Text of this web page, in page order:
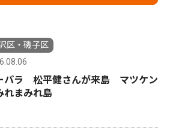
区・磯子区
パラ 松平健さんが来島 マツケン
れまみれ島